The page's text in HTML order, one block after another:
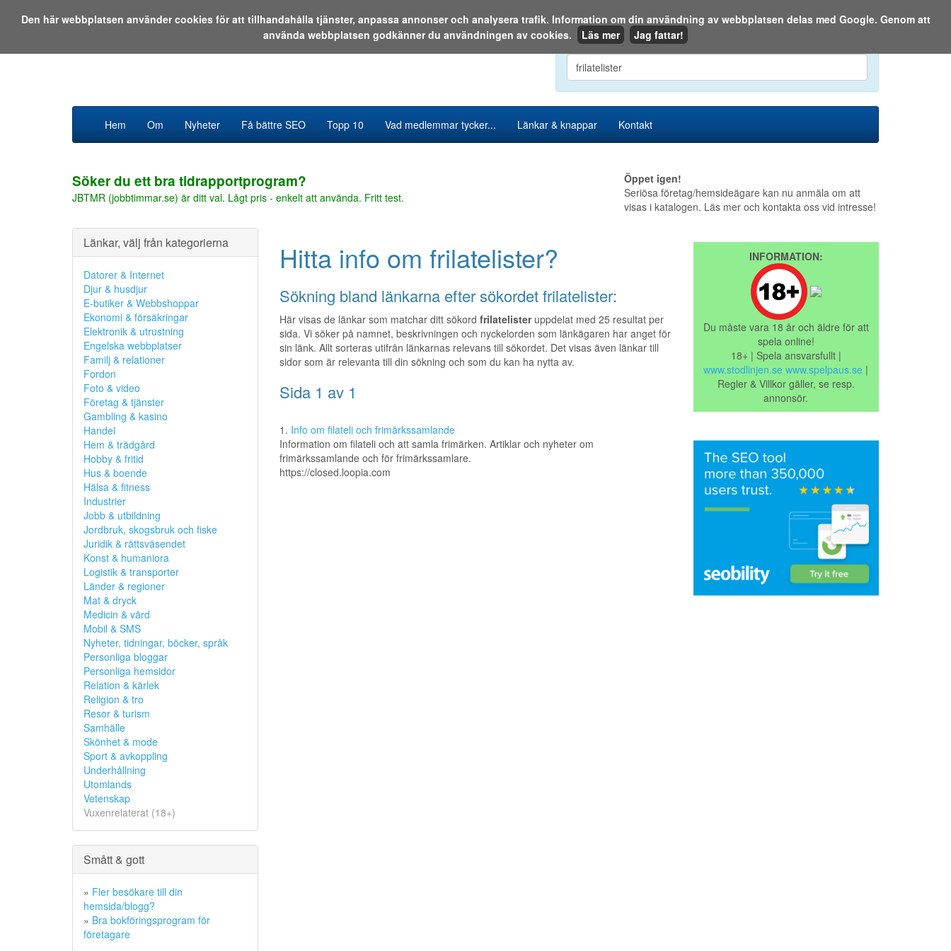
Den 8 augusti 2026
Sök i katalogen eller på webben:
Hem Om Nyheter Få bättre SEO Topp 10 Vad medlemmar tycker... Länkar & knappar Kontakt
Söker du ett bra tidrapportprogram?
JBTMR (jobbtimmar.se) är ditt val. Lågt pris - enkelt att använda. Fritt test.
Öppet igen!
Seriösa företag/hemsideägare kan nu anmäla om att
visas i katalogen. Läs mer och kontakta oss vid intresse!
Länkar, välj från kategorierna
Datorer & Internet
Djur & husdjur
E-butiker & Webbshoppar
Ekonomi & försäkringar
Elektronik & utrustning
Engelska webbplatser
Familj & relationer
Fordon
Foto & video
Företag & tjänster
Gambling & kasino
Handel
Hem & trädgård
Hobby & fritid
Hus & boende
Hälsa & fitness
Industrier
Jobb & utbildning
Jordbruk, skogsbruk och fiske
Juridik & rättsväsendet
Konst & humaniora
Logistik & transporter
Länder & regioner
Mat & dryck
Medicin & vård
Mobil & SMS
Nyheter, tidningar, böcker, språk
Personliga bloggar
Personliga hemsidor
Relation & kärlek
Religion & tro
Resor & turism
Samhälle
Skönhet & mode
Sport & avkoppling
Underhållning
Utomlands
Vetenskap
Vuxenrelaterat (18+)
Smått & gott
» Fler besökare till din
hemsida/blogg?
» Bra bokföringsprogram för
företagare
Hitta info om frilatelister?
Sökning bland länkarna efter sökordet frilatelister:
Här visas de länkar som matchar ditt sökord frilatelisteruppdelat med 25 resultat per
sida. Vi söker på namnet, beskrivningen och nyckelorden som länkägaren har anget för
sin länk. Allt sorteras utifrån länkarnas relevans till sökordet. Det visas även länkar till
sidor som är relevanta till din sökning och som du kan ha nytta av.
Sida 1 av 1
1. Info om filateli och frimärkssamlande
Information om filateli och att samla frimärken. Artiklar och nyheter om
frimärkssamlande och för frimärkssamlare.
https://closed.loopia.com
INFORMATION:
Du måste vara 18 år och äldre för att
spela online!
18+ | Spela ansvarsfullt |
www.stodlinjen.se www.spelpaus.se |
Regler & Villkor gäller, se resp.
annonsör.
Den här webbplatsen använder cookies för att tillhandahålla tjänster, anpassa annonser och analysera trafik. Information om din användning av webbplatsen delas med Google. Genom att
använda webbplatsen godkänner du användningen av cookies.
Läs mer Jag fattar!